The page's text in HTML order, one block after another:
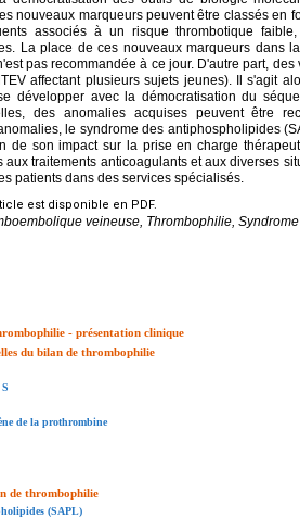
nouveaux marqueurs peuvent être classés en
associés à un risque thrombotique
La place de ces nouveaux marqueurs dans
pas recommandée à ce jour. D'autre part,
affectant plusieurs sujets jeunes). Il s'agit
développer avec la démocratisation du
des anomalies acquises peuvent être
le syndrome des antiphospholipides
de son impact sur la prise en charge
traitements anticoagulants et aux diverses
patients dans des services spécialisés.
est disponible en PDF.
veineuse, Thrombophilie,
- présentation clinique
du bilan de thrombophilie
de la prothrombine
de thrombophilie
(SAPL)